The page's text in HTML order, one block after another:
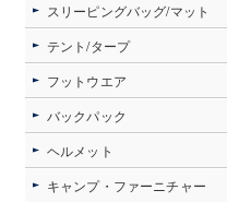
スリーピングバッグ/マット
テント/タープ
フットウエア
バックパック
ヘルメット
キャンプ・ファーニチャー